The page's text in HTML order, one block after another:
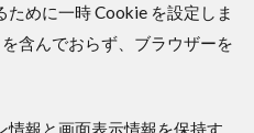
めに一時 Cookie を設定しま
含んでおらず、ブラウザーを
情報と画面表示情報を保持す